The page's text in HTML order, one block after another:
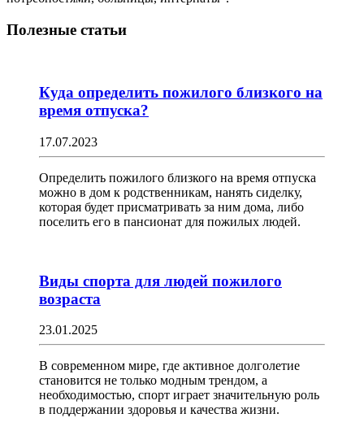
Полезные статьи
Куда определить пожилого близкого на
время отпуска?
17.07.2023
Определить пожилого близкого на время отпуска
можно в дом к родственникам, нанять сиделку,
которая будет присматривать за ним дома, либо
поселить его в пансионат для пожилых людей.
Виды спорта для людей пожилого
возраста
23.01.2025
В современном мире, где активное долголетие
становится не только модным трендом, а
необходимостью, спорт играет значительную роль
в поддержании здоровья и качества жизни.